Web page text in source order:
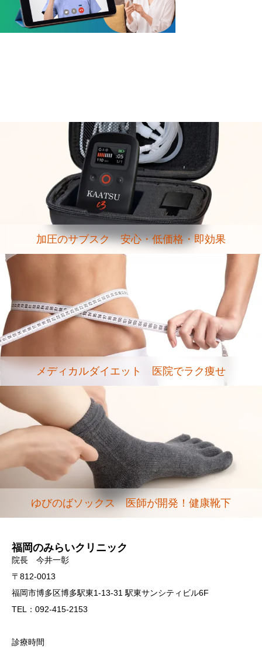
加圧のサブスク 安心・低価格・即効果
メディカルダイエット 医院でラク痩せ
ゆびのばソックス 医師が開発！健康靴下
福岡のみらいクリニック
院長 今井一彰
〒812-0013
福岡市博多区博多駅東1-13-31 駅東サンシティビル6F
TEL：092-415-2153
診療時間